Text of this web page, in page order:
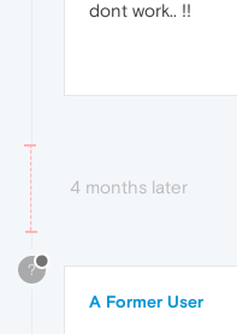
dont work.. !!
4 months later
?
A Former User